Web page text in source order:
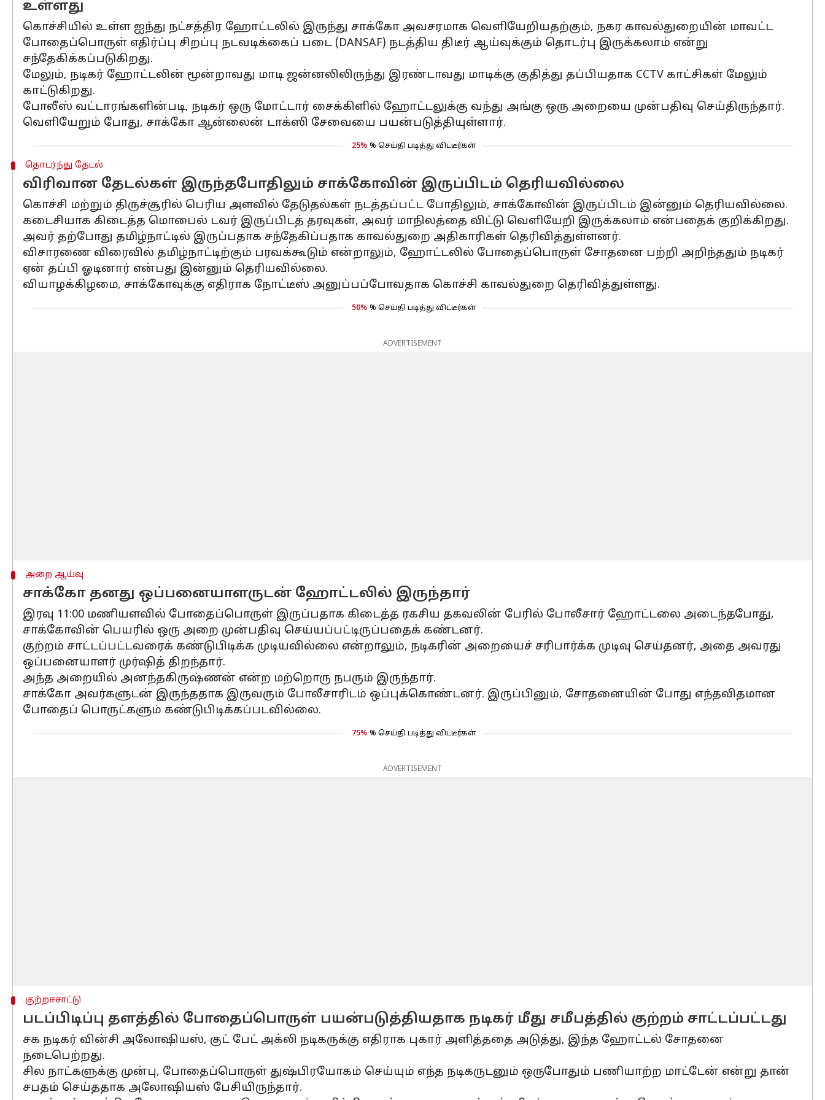
உள்ளது
கொச்சியில் உள்ள ஐந்து நட்சத்திர ஹோட்டலில் இருந்து சாக்கோ அவசரமாக வெளியேறியதற்கும், நகர காவல்துறையின் மாவட்ட
போதைப்பொருள் எதிர்ப்பு சிறப்பு நடவடிக்கைப் படை (DANSAF) நடத்திய திடீர் ஆய்வுக்கும் தொடர்பு இருக்கலாம் என்று
சந்தேகிக்கப்படுகிறது.
மேலும், நடிகர் ஹோட்டலின் மூன்றாவது மாடி ஜன்னலிலிருந்து இரண்டாவது மாடிக்கு குதித்து தப்பியதாக CCTV காட்சிகள் மேலும்
காட்டுகிறது.
போலீஸ் வட்டாரங்களின்படி, நடிகர் ஒரு மோட்டார் சைக்கிளில் ஹோட்டலுக்கு வந்து அங்கு ஒரு அறையை முன்பதிவு செய்திருந்தார்.
வெளியேறும் போது, ​​சாக்கோ ஆன்லைன் டாக்ஸி சேவையை பயன்படுத்தியுள்ளார்.
25% % செய்தி படித்து விட்டீர்கள்
தொடர்ந்து தேடல்
விரிவான தேடல்கள் இருந்தபோதிலும் சாக்கோவின் இருப்பிடம் தெரியவில்லை
கொச்சி மற்றும் திருச்சூரில் பெரிய அளவில் தேடுதல்கள் நடத்தப்பட்ட போதிலும், சாக்கோவின் இருப்பிடம் இன்னும் தெரியவில்லை.
கடைசியாக கிடைத்த மொபைல் டவர் இருப்பிடத் தரவுகள், அவர் மாநிலத்தை விட்டு வெளியேறி இருக்கலாம் என்பதைக் குறிக்கிறது.
அவர் தற்போது தமிழ்நாட்டில் இருப்பதாக சந்தேகிப்பதாக காவல்துறை அதிகாரிகள் தெரிவித்துள்ளனர்.
விசாரணை விரைவில் தமிழ்நாட்டிற்கும் பரவக்கூடும் என்றாலும், ஹோட்டலில் போதைப்பொருள் சோதனை பற்றி அறிந்ததும் நடிகர்
ஏன் தப்பி ஓடினார் என்பது இன்னும் தெரியவில்லை.
வியாழக்கிழமை, சாக்கோவுக்கு எதிராக நோட்டீஸ் அனுப்பப்போவதாக கொச்சி காவல்துறை தெரிவித்துள்ளது.
50% % செய்தி படித்து விட்டீர்கள்
ADVERTISEMENT
அறை ஆய்வு
சாக்கோ தனது ஒப்பனையாளருடன் ஹோட்டலில் இருந்தார்
இரவு 11:00 மணியளவில் போதைப்பொருள் இருப்பதாக கிடைத்த ரகசிய தகவலின் பேரில் போலீசார் ஹோட்டலை அடைந்தபோது, ​​
சாக்கோவின் பெயரில் ஒரு அறை முன்பதிவு செய்யப்பட்டிருப்பதைக் கண்டனர்.
குற்றம் சாட்டப்பட்டவரைக் கண்டுபிடிக்க முடியவில்லை என்றாலும், நடிகரின் அறையைச் சரிபார்க்க முடிவு செய்தனர், அதை அவரது
ஒப்பனையாளர் முர்ஷித் திறந்தார்.
அந்த அறையில் அனந்தகிருஷ்ணன் என்ற மற்றொரு நபரும் இருந்தார்.
சாக்கோ அவர்களுடன் இருந்ததாக இருவரும் போலீசாரிடம் ஒப்புக்கொண்டனர். இருப்பினும், சோதனையின் போது எந்தவிதமான
போதைப் பொருட்களும் கண்டுபிடிக்கப்படவில்லை.
75% % செய்தி படித்து விட்டீர்கள்
ADVERTISEMENT
குற்றச்சாட்டு
படப்பிடிப்பு தளத்தில் போதைப்பொருள் பயன்படுத்தியதாக நடிகர் மீது சமீபத்தில் குற்றம் சாட்டப்பட்டது
சக நடிகர் வின்சி அலோஷியஸ், குட் பேட் அக்லி நடிகருக்கு எதிராக புகார் அளித்ததை அடுத்து, இந்த ஹோட்டல் சோதனை
நடைபெற்றது.
சில நாட்களுக்கு முன்பு, போதைப்பொருள் துஷ்பிரயோகம் செய்யும் எந்த நடிகருடனும் ஒருபோதும் பணியாற்ற மாட்டேன் என்று தான்
சபதம் செய்ததாக அலோஷியஸ் பேசியிருந்தார்.